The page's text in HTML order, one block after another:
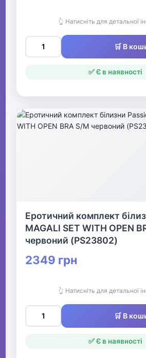
👆 Натисніть для детальної
🛒 В
✅ Є в наявності
Еротичний комплект
MAGALI SET WITH OPEN
червоний (PS23802)
2349 грн
👆 Натисніть для детальної
🛒 В
✅ Є в наявності